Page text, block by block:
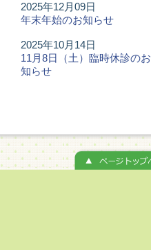
2025年12月09日
年末年始のお知らせ
2025年10月14日
11月8日（土）臨時休診のお
知らせ